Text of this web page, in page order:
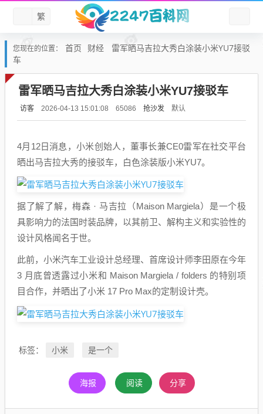
繁
您现在的位置： 首页 财经
雷军晒马吉拉大秀白涂装小米YU7接驳
车
雷军晒马吉拉大秀白涂装小米YU7接驳车
访客 2026-04-13 15:01:08 65086 抢沙发 默认
4月12日消息，小米创始人，董事长兼CE0雷军在社交平台
晒出马吉拉大秀的接驳车，白色涂装版小米YU7。
据了解了解，梅森 · 马吉拉（Maison Margiela）是一个极
具影响力的法国时装品牌，以其前卫、解构主义和实验性的
设计风格闻名于世。
此前，小米汽车工业设计总经理、首席设计师李田原在今年
3 月底曾透露过小米和 Maison Margiela / folders 的特别项
目合作，并晒出了小米 17 Pro Max的定制设计壳。
标签： 小米 是一个
海报 阅读 分享